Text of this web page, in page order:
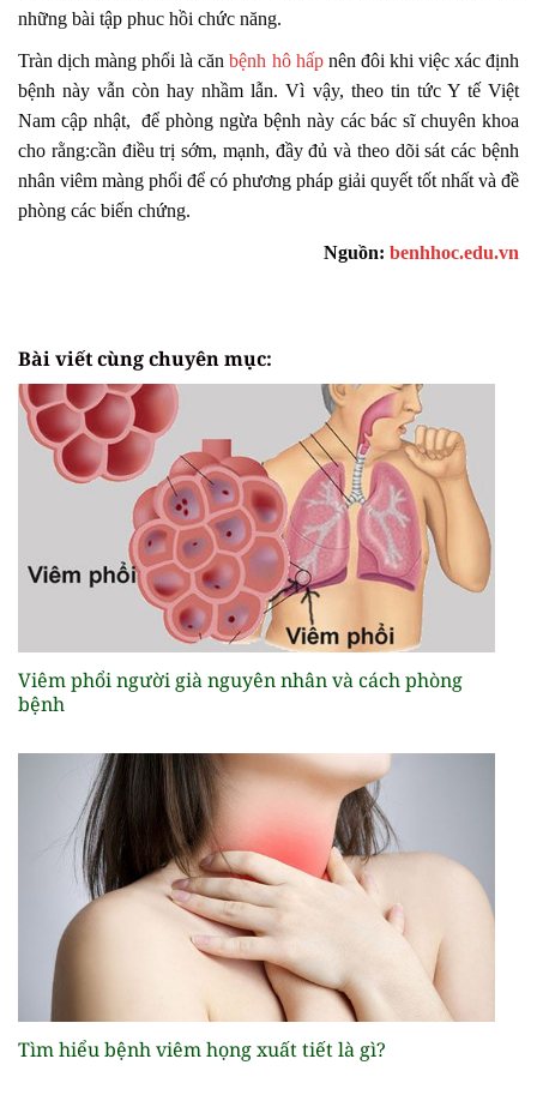
những bài tập phuc hồi chức năng.
Tràn dịch màng phổi là cănbệnh hô hấpnên đôi khi việc xác định
bệnh này vẫn còn hay nhầm lẫn. Vì vậy, theo tin tức Y tế Việt
Nam cập nhật, để phòng ngừa bệnh này các bác sĩ chuyên khoa
cho rằng:cần điều trị sớm, mạnh, đầy đủ và theo dõi sát các bệnh
nhân viêm màng phổi để có phương pháp giải quyết tốt nhất và đề
phòng các biến chứng.
Nguồn: benhhoc.edu.vn
Bài viết cùng chuyên mục:
Viêm phổi người già nguyên nhân và cách phòng
bệnh
Tìm hiểu bệnh viêm họng xuất tiết là gì?